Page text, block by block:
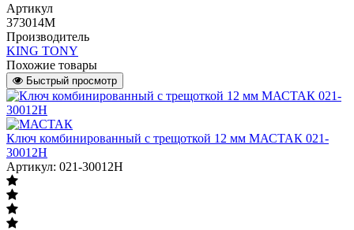
Артикул
373014M
Производитель
KING TONY
Похожие товары
Быстрый просмотр
Ключ комбинированный с трещоткой 12 мм МАСТАК 021-
30012H
Артикул: 021-30012H